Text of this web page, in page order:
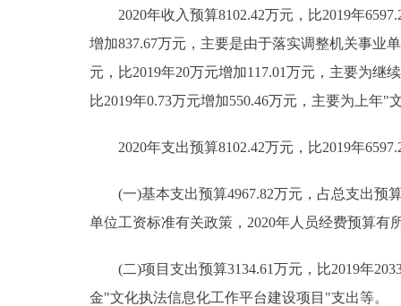
2020年收入预算8102.42万元，比2019年
增加837.67万元，主要是由于落实调整机关事业
元，比2019年20万元增加117.01万元，主要为
比2019年0.73万元增加550.46万元，主要为上年
2020年支出预算8102.42万元，比2019年
(一)基本支出预算4967.82万元，占总支出预算
单位工资标准有关政策，2020年人员经费预算有
(二)项目支出预算3134.61万元，比2019年
金"文化执法信息化工作平台建设项目"支出等。